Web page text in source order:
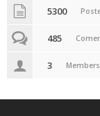
5300
485
3 Members